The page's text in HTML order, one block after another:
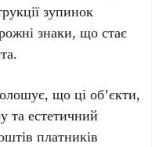
зупинок
знаки, що стає
що ці об’єкти,
та естетичний
платників